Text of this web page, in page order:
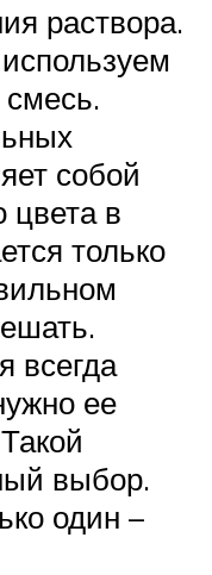
раствора.
собой
цвета в
только
всегда
ее
выбор.
один –